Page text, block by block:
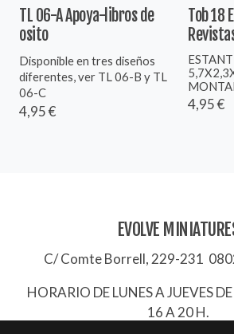
TL 06-A Apoya-libros de
osito
Disponible en tres diseños
diferentes, ver TL 06-B y TL
06-C
4,95 €
Tob 18
4,95 €
EVOLVE
C/ Comte Borrell, 229-231
HORARIO DE LUNES A JUEVES
16 A 20 H.